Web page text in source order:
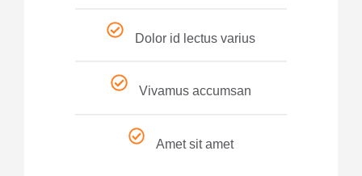
Dolor id lectus varius
Vivamus accumsan
Amet sit amet